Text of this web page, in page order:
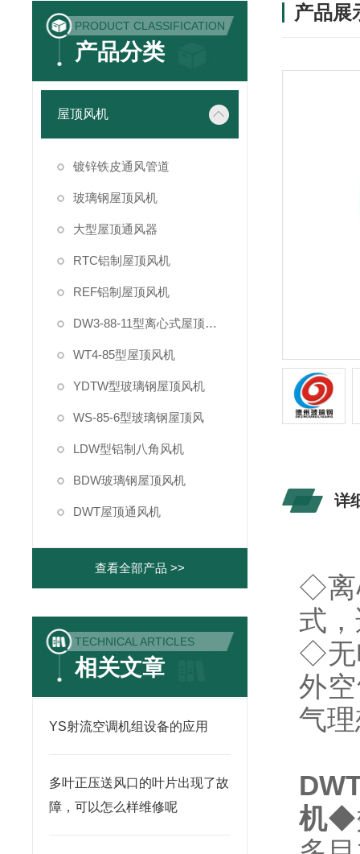
PRODUCT CLASSIFICATION
产品分类
屋顶风机
镀锌铁皮通风管道
玻璃钢屋顶风机
大型屋顶通风器
RTC铝制屋顶风机
REF铝制屋顶风机
DW3-88-11型离心式屋顶风机
WT4-85型屋顶风机
YDTW型玻璃钢屋顶风机
WS-85-6型玻璃钢屋顶风
LDW型铝制八角风机
BDW玻璃钢屋顶风机
DWT屋顶通风机
查看全部产品 >>
TECHNICAL ARTICLES
相关文章
YS射流空调机组设备的应用
多叶正压送风口的叶片出现了故
障，可以怎么样维修呢
产品展
详
◇离
式
◇无
外
气
机◆